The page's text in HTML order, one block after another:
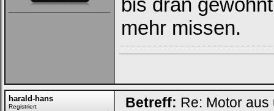
bis dran
mehr missen.
harald-hans
Registriert Betreff: Re: Motor